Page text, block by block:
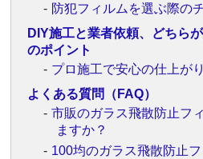
防犯フィルムを選ぶ際の
DIY施工と業者依頼、どちら
のポイント
プロ施工で安心の仕上が
よくある質問（FAQ）
市販のガラス飛散防止フ
ますか？
100均のガラス飛散防止